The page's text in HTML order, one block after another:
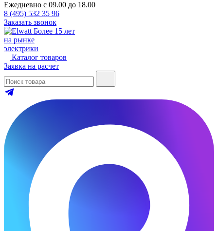
Ежедневно с 09.00 до 18.00
8 (495) 532 35 96
Заказать звонок
Более 15 лет
на рынке
электрики
Каталог товаров
Заявка на расчет